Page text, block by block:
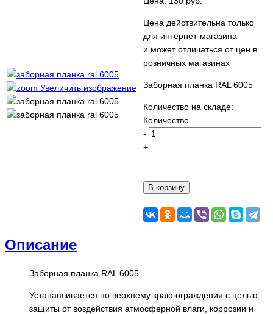
Увеличить изображение
Цена действительна только
для интернет-магазина
и может отличаться от цен в
розничных магазинах
Заборная планка RAL 6005
Количество на складе:
Количество
-
+
Описание
Заборная планка RAL 6005
Устанавливается по верхнему краю ограждения с целью
защиты от воздействия атмосферной влаги, коррозии и